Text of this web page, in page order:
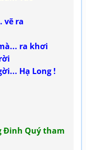
vẽ ra
ra khơi
Hạ Long !
Đinh Quý tham